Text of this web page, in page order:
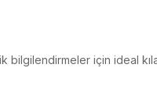
bilgilendirmeler için ideal